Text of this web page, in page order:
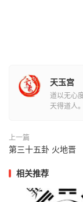
上六：不
曰：初登
天玉宫
道以无心
天得道人。
上一篇
第三十五卦 火地晋
相关推荐